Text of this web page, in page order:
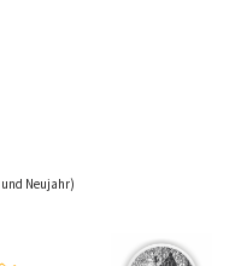
Neujahr)